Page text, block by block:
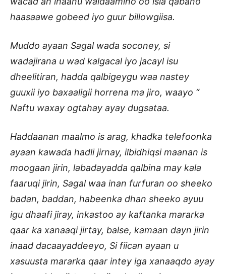
haasaawe gobeed iyo guur billowgiisa.
Muddo ayaan Sagal wada soconey, si
wadajirana u wad kalgacal iyo jacayl isu
dheelitiran, hadda qalbigeygu waa nastey
guuxii iyo baxaaligii horrena ma jiro, waayo “
Naftu waxay ogtahay ayay dugsataa.
Haddaanan maalmo is arag, khadka telefoonka
ayaan kawada hadli jirnay, ilbidhiqsi maanan is
moogaan jirin, labadayadda qalbina may kala
faaruqi jirin, Sagal waa inan furfuran oo sheeko
badan, baddan, habeenka dhan sheeko ayuu
igu dhaafi jiray, inkastoo ay kaftanka mararka
qaar ka xanaaqi jirtay, balse, kamaan dayn jirin
inaad dacaayaddeeyo, Si fiican ayaan u
xasuusta mararka qaar intey iga xanaaqdo ayay